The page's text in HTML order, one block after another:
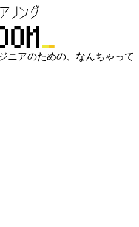
ニアのための、なんちゃって